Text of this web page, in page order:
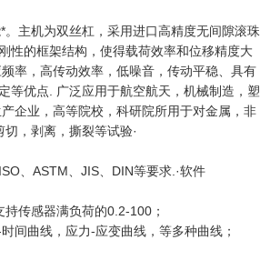
主机为双丝杠，采用进口高精度无间隙滚珠
性的框架结构，使得载荷效率和位移精度大
率，高传动效率，低噪音，传动平稳、具有
等优点. 广泛应用于航空航天，机械制造，塑
企业，高等院校，科研院所用于对金属，非
，剥离，撕裂等试验·
、ASTM、JIS、DIN等要求.·软件
传感器满负荷的0.2-100；
间曲线，应力-应变曲线，等多种曲线；